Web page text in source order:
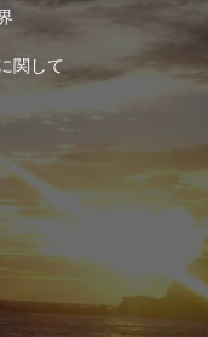
関して